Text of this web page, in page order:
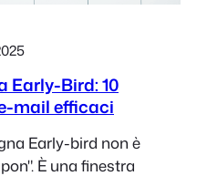
Early-Bird: 10
mail efficaci
Early-bird non è
È una finestra